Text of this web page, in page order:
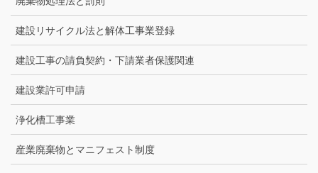
建設リサイクル法と解体工事業登録
建設工事の請負契約・下請業者保護関連
建設業許可申請
浄化槽工事業
産業廃棄物とマニフェスト制度